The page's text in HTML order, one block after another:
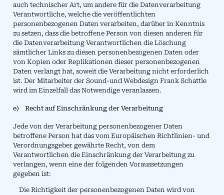
auch technischer Art, um andere für die Datenverarbeitung
Verantwortliche, welche die veröffentlichten
personenbezogenen Daten verarbeiten, darüber in Kenntnis
zu setzen, dass die betroffene Person von diesen anderen für
die Datenverarbeitung Verantwortlichen die Löschung
sämtlicher Links zu diesen personenbezogenen Daten oder
von Kopien oder Replikationen dieser personenbezogenen
Daten verlangt hat, soweit die Verarbeitung nicht erforderlich
ist. Der Mitarbeiter der Sound-und Webdesign Frank Schattle
wird im Einzelfall das Notwendige veranlassen.
e) Recht auf Einschränkung der Verarbeitung
Jede von der Verarbeitung personenbezogener Daten
betroffene Person hat das vom Europäischen Richtlinien- und
Verordnungsgeber gewährte Recht, von dem
Verantwortlichen die Einschränkung der Verarbeitung zu
verlangen, wenn eine der folgenden Voraussetzungen
gegeben ist:
Die Richtigkeit der personenbezogenen Daten wird von